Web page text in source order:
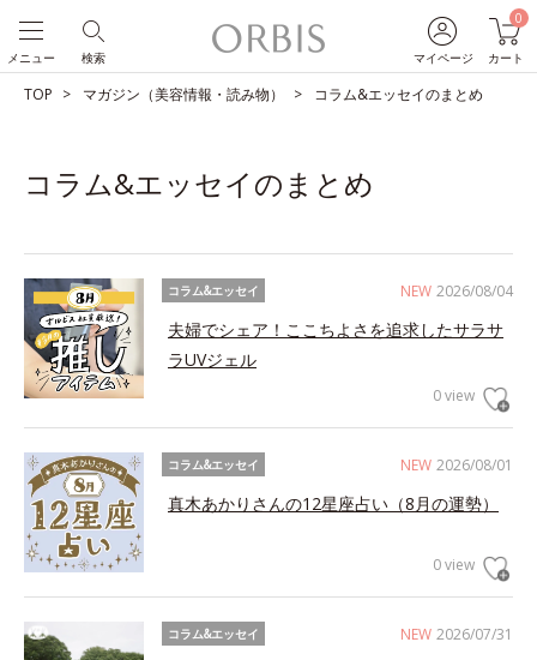
マイページ
0
カート
検索
メニュー
TOP マガジン（美容情報・読み物） コラム&エッセイのまとめ
コラム&エッセイのまとめ
NEW 2026/08/04
コラム&エッセイ
夫婦でシェア！ここちよさを追求したサラサ
ラUVジェル
0 view
NEW 2026/08/01
コラム&エッセイ
真木あかりさんの12星座占い（8月の運勢）
0 view
NEW 2026/07/31
コラム&エッセイ